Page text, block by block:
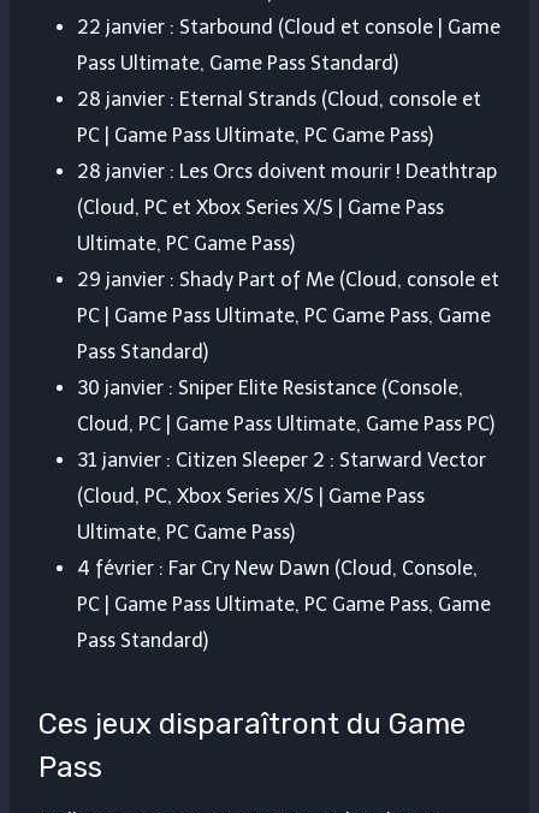
22 janvier : Starbound (Cloud et console | Game
Pass Ultimate, Game Pass Standard)
28 janvier : Eternal Strands (Cloud, console et
PC | Game Pass Ultimate, PC Game Pass)
28 janvier : Les Orcs doivent mourir ! Deathtrap
(Cloud, PC et Xbox Series X/S | Game Pass
Ultimate, PC Game Pass)
29 janvier : Shady Part of Me (Cloud, console et
PC | Game Pass Ultimate, PC Game Pass, Game
Pass Standard)
30 janvier : Sniper Elite Resistance (Console,
Cloud, PC | Game Pass Ultimate, Game Pass PC)
31 janvier : Citizen Sleeper 2 : Starward Vector
(Cloud, PC, Xbox Series X/S | Game Pass
Ultimate, PC Game Pass)
4 février : Far Cry New Dawn (Cloud, Console,
PC | Game Pass Ultimate, PC Game Pass, Game
Pass Standard)
Ces jeux disparaîtront du Game
Pass